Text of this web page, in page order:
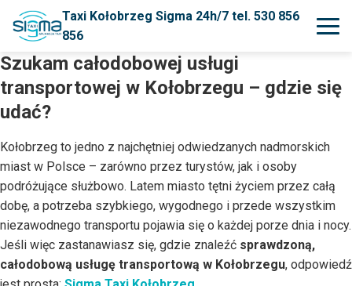
Taxi Kołobrzeg Sigma 24h/7 tel. 530 856
856
Szukam całodobowej usługi
transportowej w Kołobrzegu – gdzie się
udać?
Kołobrzeg to jedno z najchętniej odwiedzanych nadmorskich
miast w Polsce – zarówno przez turystów, jak i osoby
podróżujące służbowo. Latem miasto tętni życiem przez całą
dobę, a potrzeba szybkiego, wygodnego i przede wszystkim
niezawodnego transportu pojawia się o każdej porze dnia i nocy.
Jeśli więc zastanawiasz się, gdzie znaleźć sprawdzoną,
całodobową usługę transportową w Kołobrzegu, odpowiedź